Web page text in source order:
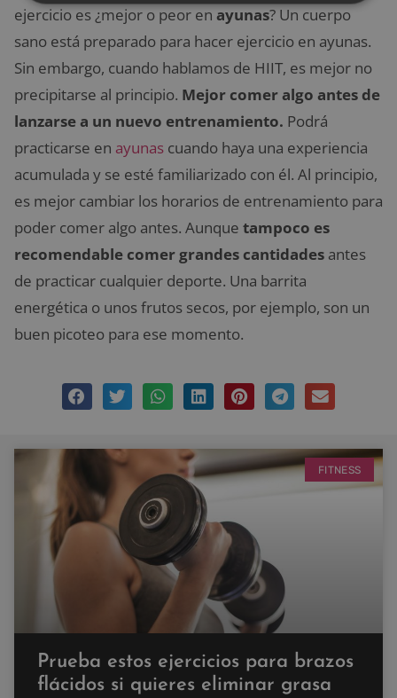
ejercicio es ¿mejor o peor en ayunas? Un cuerpo
sano está preparado para hacer ejercicio en ayunas.
Sin embargo, cuando hablamos de HIIT, es mejor no
precipitarse al principio. Mejor comer algo antes de
lanzarse a un nuevo entrenamiento. Podrá
practicarse en ayunas cuando haya una experiencia
acumulada y se esté familiarizado con él. Al principio,
es mejor cambiar los horarios de entrenamiento para
poder comer algo antes. Aunque tampoco es
recomendable comer grandes cantidades antes
de practicar cualquier deporte. Una barrita
energética o unos frutos secos, por ejemplo, son un
buen picoteo para ese momento.
FITNESS
Prueba estos ejercicios para brazos
flácidos si quieres eliminar grasa